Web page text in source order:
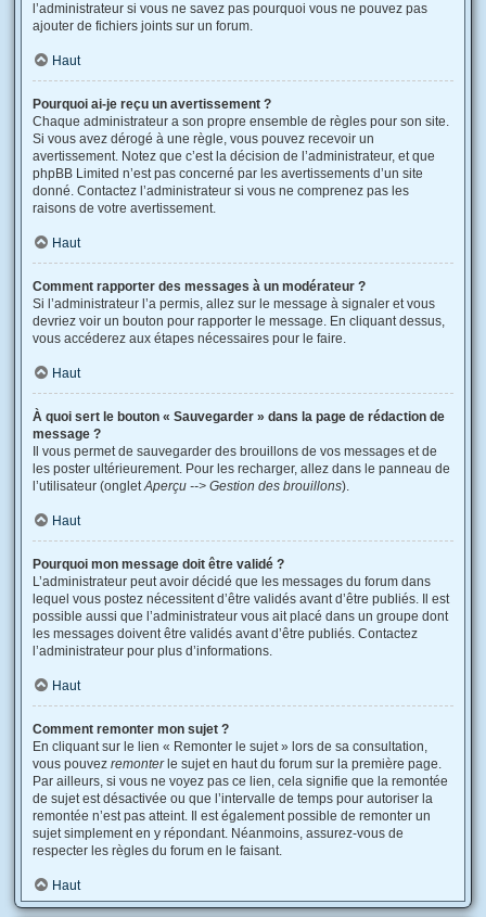
l’administrateur si vous ne savez pas pourquoi vous ne pouvez pas
ajouter de fichiers joints sur un forum.
Haut
Pourquoi ai-je reçu un avertissement ?
Chaque administrateur a son propre ensemble de règles pour son site.
Si vous avez dérogé à une règle, vous pouvez recevoir un
avertissement. Notez que c’est la décision de l’administrateur, et que
phpBB Limited n’est pas concerné par les avertissements d’un site
donné. Contactez l’administrateur si vous ne comprenez pas les
raisons de votre avertissement.
Haut
Comment rapporter des messages à un modérateur ?
Si l’administrateur l’a permis, allez sur le message à signaler et vous
devriez voir un bouton pour rapporter le message. En cliquant dessus,
vous accéderez aux étapes nécessaires pour le faire.
Haut
À quoi sert le bouton « Sauvegarder » dans la page de rédaction de
message ?
Il vous permet de sauvegarder des brouillons de vos messages et de
les poster ultérieurement. Pour les recharger, allez dans le panneau de
l’utilisateur (ongletAperçu --> Gestion des brouillons).
Haut
Pourquoi mon message doit être validé ?
L’administrateur peut avoir décidé que les messages du forum dans
lequel vous postez nécessitent d’être validés avant d’être publiés. Il est
possible aussi que l’administrateur vous ait placé dans un groupe dont
les messages doivent être validés avant d’être publiés. Contactez
l’administrateur pour plus d’informations.
Haut
Comment remonter mon sujet ?
En cliquant sur le lien « Remonter le sujet » lors de sa consultation,
vous pouvez remonterle sujet en haut du forum sur la première page.
Par ailleurs, si vous ne voyez pas ce lien, cela signifie que la remontée
de sujet est désactivée ou que l’intervalle de temps pour autoriser la
remontée n’est pas atteint. Il est également possible de remonter un
sujet simplement en y répondant. Néanmoins, assurez-vous de
respecter les règles du forum en le faisant.
Haut